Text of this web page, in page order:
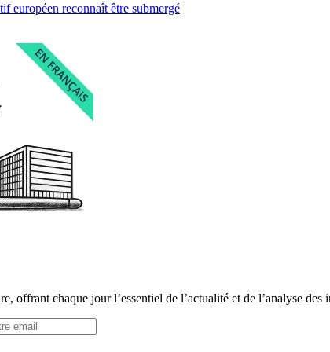
européen reconnaît être submergé
offrant chaque jour l’essentiel de l’actualité et de l’analyse